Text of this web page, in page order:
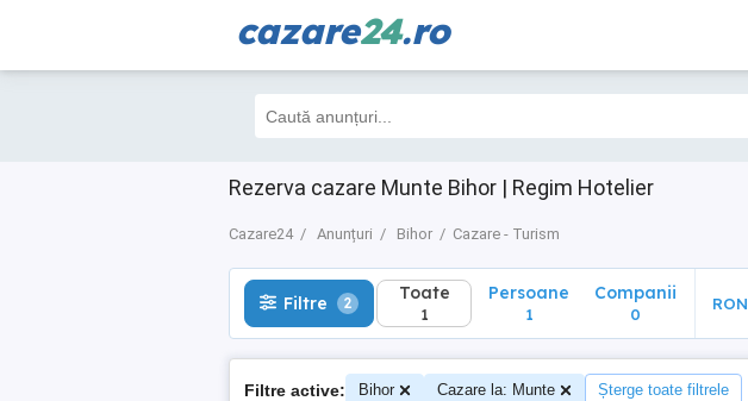
cazare24.ro
Rezerva cazare Munte Bihor | Regim Hotelier
Cazare24 Anunțuri Bihor Cazare - Turism
Filtre 2 Toate
1
Filtre 2 Toate
1
Persoane
1
Companii
0
RON
Filtre active: Bihor Cazare la: Munte Șterge toate filtrele